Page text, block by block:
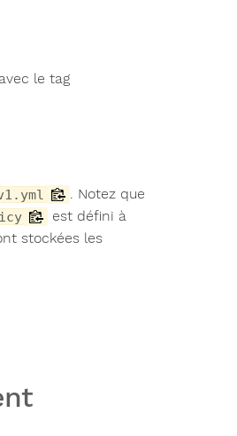
le tag
. Notez que
est défini à
stockées les